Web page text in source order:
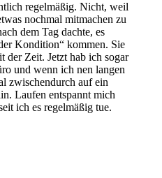
regelmäßig. Nicht, weil
nochmal mitmachen zu
dem Tag dachte, es
Kondition“ kommen. Sie
der Zeit. Jetzt hab ich sogar
und wenn ich nen langen
zwischendurch auf ein
Laufen entspannt mich
ich es regelmäßig tue.